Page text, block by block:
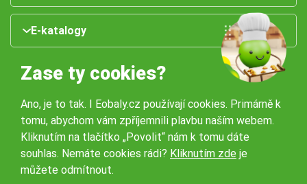
E-katalogy
Naše pobočky:
Zase ty cookies?
Ano, je to tak. I Eobaly.cz používají cookies. Primárně k
tomu, abychom vám zpříjemnili plavbu naším webem.
Kliknutím na tlačítko „Povolit“ nám k tomu dáte
souhlas. Nemáte cookies rádi? Kliknutím zde je
můžete odmítnout.